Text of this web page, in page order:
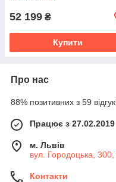
52 199 ₴
Купити
Про нас
88% позитивних з 59
Працює з 27.02.2019
м. Львів
вул. Городоцька, 300,
Контакти